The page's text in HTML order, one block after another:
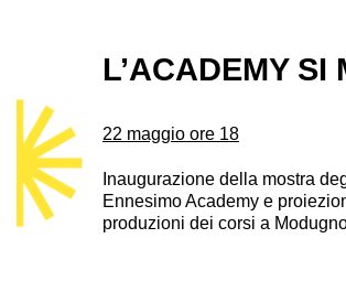
L’ACADEMY SI
22 maggio ore 18
Inaugurazione della mostra
Ennesimo Academy e
produzioni dei corsi a